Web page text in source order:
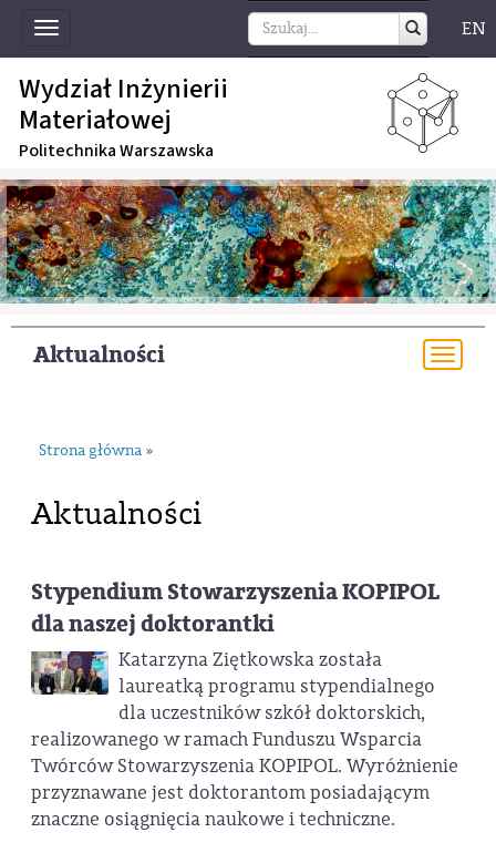
Toggle
navigation
EN
Wydział Inżynierii
Materiałowej
Politechnika Warszawska
Aktualności
Strona główna »
Aktualności
Stypendium Stowarzyszenia KOPIPOL
dla naszej doktorantki
Katarzyna Ziętkowska została
laureatką programu stypendialnego
dla uczestników szkół doktorskich,
realizowanego w ramach Funduszu Wsparcia
Twórców Stowarzyszenia KOPIPOL. Wyróżnienie
przyznawane jest doktorantom posiadającym
znaczne osiągnięcia naukowe i techniczne.